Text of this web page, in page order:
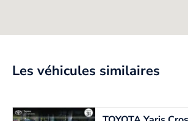
Les véhicules similaires